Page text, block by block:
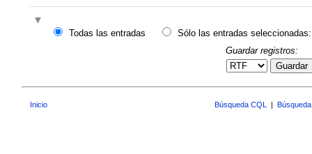
Todas las entradas
Sólo las entradas seleccionadas:
Guardar registros:
Guardar
Inicio Búsqueda CQL